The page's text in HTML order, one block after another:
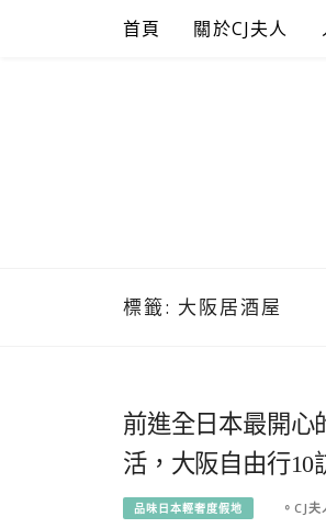
首頁 關於CJ夫人
標籤: 大阪居酒屋
前進全日本最開心
活，大阪自由行10
品味日本輕奢度假地 。CJ夫